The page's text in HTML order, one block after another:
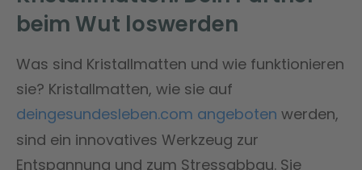
beim Wut loswerden
Was sind Kristallmatten und wie funktionieren
sie? Kristallmatten, wie sie auf
deingesundesleben.com angeboten werden,
sind ein innovatives Werkzeug zur
Entspannung und zum Stressabbau. Sie